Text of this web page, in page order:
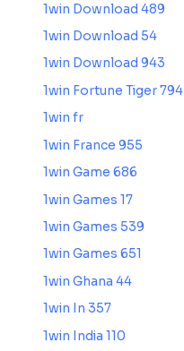
1win Download 489
1win Download 54
1win Download 943
1win Fortune Tiger 794
1win fr
1win France 955
1win Game 686
1win Games 17
1win Games 539
1win Games 651
1win Ghana 44
1win In 357
1win India 110